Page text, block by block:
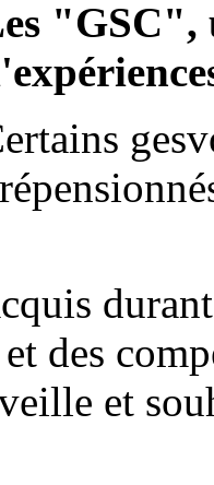
"GSC",
des
et